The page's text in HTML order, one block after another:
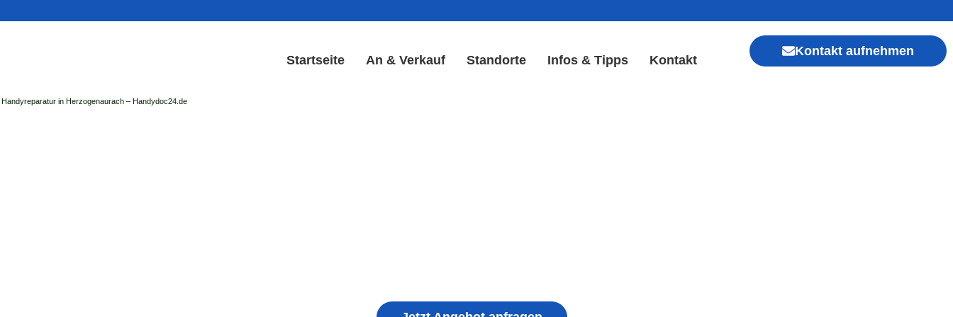
Startseite An & Verkauf Standorte Infos & Tipps Kontakt
Kontakt aufnehmen
Handyreparatur in Herzogenaurach – Handydoc24.de